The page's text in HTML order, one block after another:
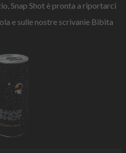
Snap Shot è pronta a riportarci
e sulle nostre scrivanie Bibita